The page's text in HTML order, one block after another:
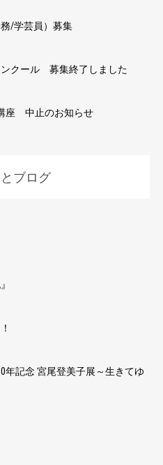
/学芸員）募集
ンクール 募集終了しました
座 中止のお知らせ
ブログ
年記念 宮尾登美子展～生きてゆ